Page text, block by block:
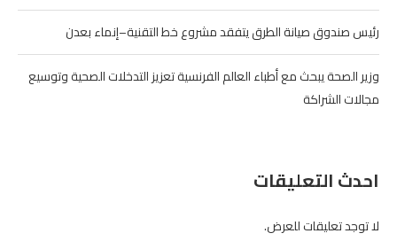
رئيس صندوق صيانة الطرق يتفقد مشروع خط التقنية–إنماء بعدن
وزير الصحة يبحث مع أطباء العالم الفرنسية تعزيز التدخلات الصحية وتوسيع
مجالات الشراكة
احدث التعليقات
لا توجد تعليقات للعرض.